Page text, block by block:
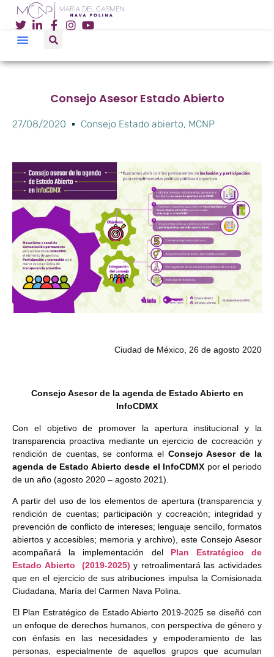
Consejo Asesor Estado Abierto
27/08/2020 Consejo Estado abierto, MCNP
Ciudad de México, 26 de agosto 2020
Consejo Asesor de la agenda de Estado Abierto en
InfoCDMX
Con el objetivo de promover la apertura institucional y la
transparencia proactiva mediante un ejercicio de cocreación y
rendición de cuentas, se conforma el Consejo Asesor de la
agenda de Estado Abierto desde el InfoCDMX por el periodo
de un año (agosto 2020 – agosto 2021).
A partir del uso de los elementos de apertura (transparencia y
rendición de cuentas; participación y cocreación; integridad y
prevención de conflicto de intereses; lenguaje sencillo, formatos
abiertos y accesibles; memoria y archivo), este Consejo Asesor
acompañará la implementación del Plan Estratégico de
Estado Abierto (2019-2025)y retroalimentará las actividades
que en el ejercicio de sus atribuciones impulsa la Comisionada
Ciudadana, María del Carmen Nava Polina.
El Plan Estratégico de Estado Abierto 2019-2025 se diseñó con
un enfoque de derechos humanos, con perspectiva de género y
con énfasis en las necesidades y empoderamiento de las
personas, especialmente de aquellos grupos que acumulan